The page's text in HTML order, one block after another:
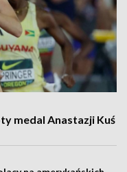
medal Anastazji Kuś